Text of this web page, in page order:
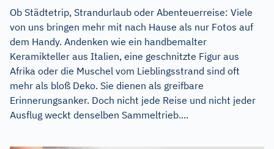
Ob Städtetrip, Strandurlaub oder Abenteuerreise: Viele
von uns bringen mehr mit nach Hause als nur Fotos auf
dem Handy. Andenken wie ein handbemalter
Keramikteller aus Italien, eine geschnitzte Figur aus
Afrika oder die Muschel vom Lieblingsstrand sind oft
mehr als bloß Deko. Sie dienen als greifbare
Erinnerungsanker. Doch nicht jede Reise und nicht jeder
Ausflug weckt denselben Sammeltrieb....